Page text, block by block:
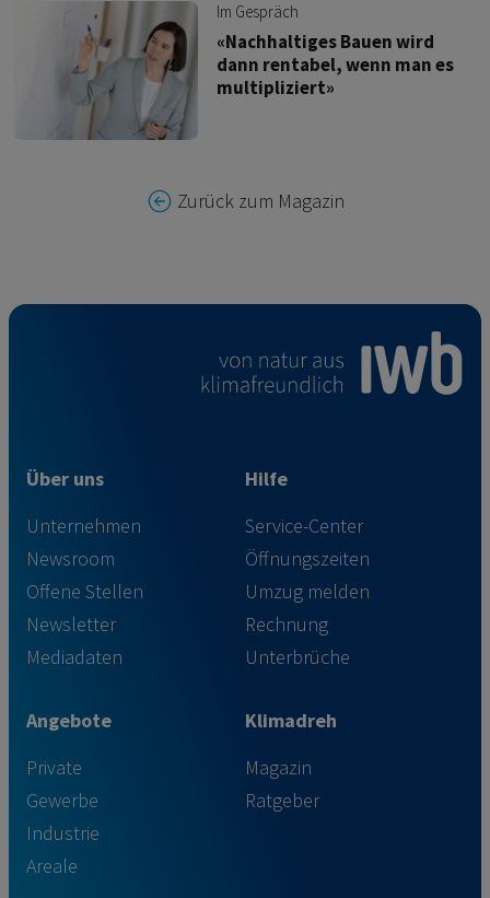
Im Gespräch
«Nachhaltiges Bauen wird
dann rentabel, wenn man es
multipliziert»
Zurück zum Magazin
Über uns
Unternehmen
Newsroom
Offene Stellen
Newsletter
Mediadaten
Hilfe
Service-Center
Öffnungszeiten
Umzug melden
Rechnung
Unterbrüche
Angebote
Private
Gewerbe
Industrie
Areale
Klimadreh
Magazin
Ratgeber